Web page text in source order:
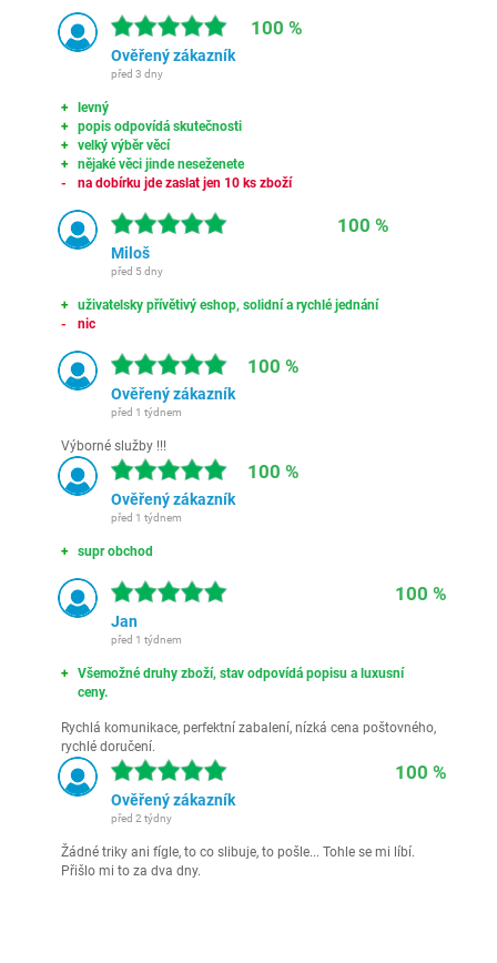
100 %
Ověřený zákazník
před 3 dny
levný
popis odpovídá skutečnosti
velký výběr věcí
nějaké věci jinde neseženete
na dobírku jde zaslat jen 10 ks zboží
100 %
Miloš
před 5 dny
uživatelsky přívětivý eshop, solidní a rychlé jednání
nic
100 %
Ověřený zákazník
před 1 týdnem
Výborné služby !!!
100 %
Ověřený zákazník
před 1 týdnem
supr obchod
100 %
Jan
před 1 týdnem
Všemožné druhy zboží, stav odpovídá popisu a luxusní
ceny.
Rychlá komunikace, perfektní zabalení, nízká cena poštovného,
rychlé doručení.
100 %
Ověřený zákazník
před 2 týdny
Žádné triky ani fígle, to co slibuje, to pošle... Tohle se mi líbí.
Přišlo mi to za dva dny.